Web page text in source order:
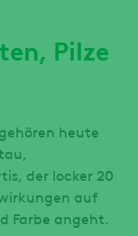
Pilze
heute
der locker 20
auf
Farbe angeht.